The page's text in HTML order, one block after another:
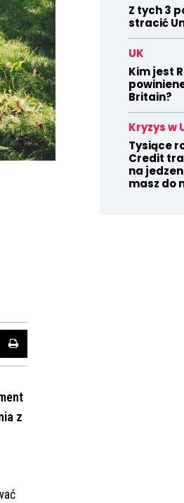
z
Z tych 3
stracić
UK
Kim jest
Britain?
Kryzys w
Tysiące
Credit
na
masz do